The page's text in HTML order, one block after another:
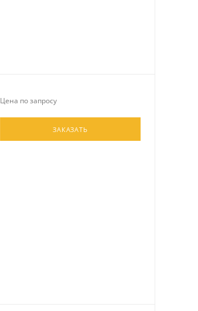
Цена по запросу
ЗАКАЗАТЬ